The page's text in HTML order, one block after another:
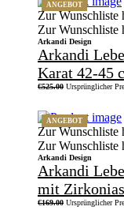
ANGEBOT
Zur Wunschliste
Zur Wunschliste
Arkandi Design
Arkandi
Karat 42-45
€525.00 Ursprünglicher
ANGEBOT
Zur Wunschliste
Zur Wunschliste
Arkandi Design
Arkandi
mit
€169.00 Ursprünglicher